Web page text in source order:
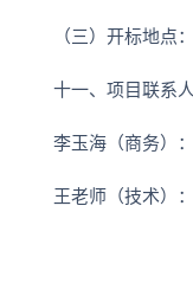
（三）开标地点
十一、项目联系人
李玉海（商务）
王老师（技术）